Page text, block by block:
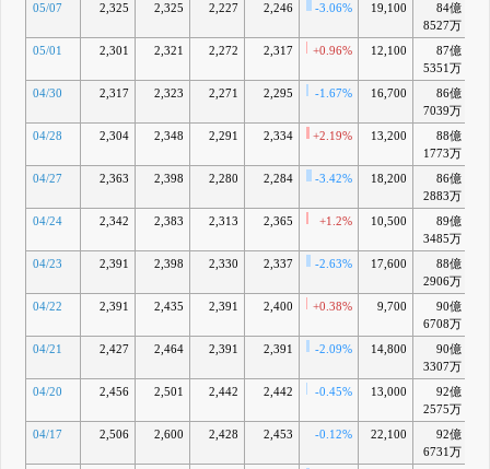
05/07 2,325 2,325 2,227 2,246 -3.06% 19,100
84億
8527万
05/01 2,301 2,321 2,272 2,317 +0.96% 12,100
87億
5351万
04/30 2,317 2,323 2,271 2,295 -1.67% 16,700
86億
7039万
04/28 2,304 2,348 2,291 2,334 +2.19% 13,200
88億
1773万
04/27 2,363 2,398 2,280 2,284 -3.42% 18,200
86億
2883万
04/24 2,342 2,383 2,313 2,365 +1.2% 10,500
89億
3485万
04/23 2,391 2,398 2,330 2,337 -2.63% 17,600
88億
2906万
04/22 2,391 2,435 2,391 2,400 +0.38% 9,700
90億
6708万
04/21 2,427 2,464 2,391 2,391 -2.09% 14,800
90億
3307万
04/20 2,456 2,501 2,442 2,442 -0.45% 13,000
92億
2575万
04/17 2,506 2,600 2,428 2,453 -0.12% 22,100
92億
6731万